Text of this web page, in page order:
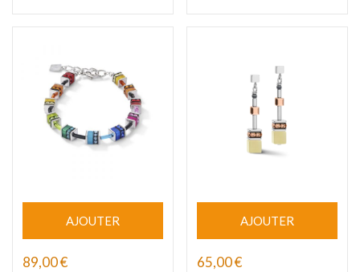
AJOUTER
89,00€
AJOUTER
65,00€